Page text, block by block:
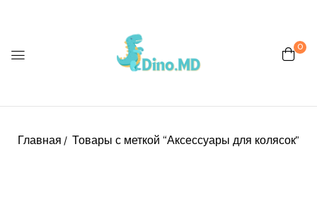
0
Главная Товары с меткой “Аксессуары для колясок”